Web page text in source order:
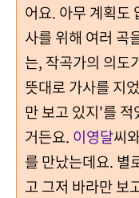
어요. 아무 계획도
사를 위해 여러 곡
는, 작곡가의 의도
뜻대로 가사를 지
만 보고 있지'를 적
거든요. 이영달씨
를 만났는데요. 별
고 그저 바라만 보